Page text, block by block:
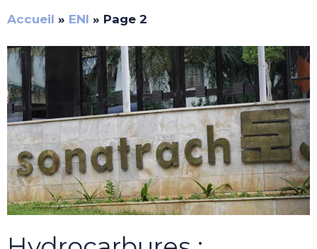
Accueil » ENI » Page 2